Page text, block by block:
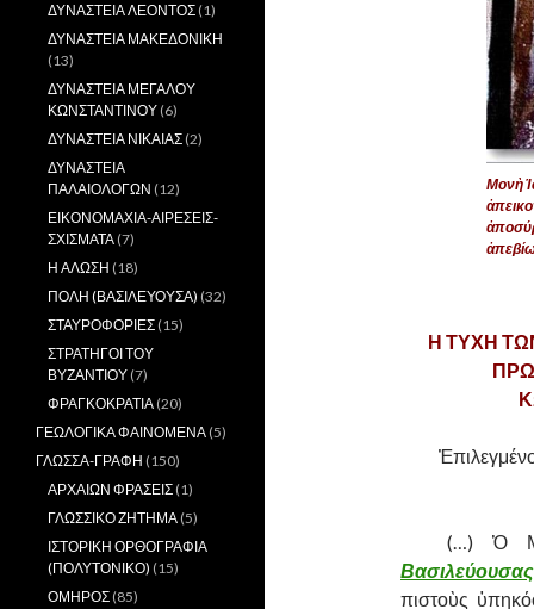
Μονὴ
Η ΤΥΧΗ
(…) Ὁ
πιστοὺς
ΔΥΝΑΣΤΕΙΑ ΛΕΟΝΤΟΣ (1)
ΔΥΝΑΣΤΕΙΑ ΜΑΚΕΔΟΝΙΚΗ
(13)
ΔΥΝΑΣΤΕΙΑ ΜΕΓΑΛΟΥ
ΚΩΝΣΤΑΝΤΙΝΟΥ (6)
ΔΥΝΑΣΤΕΙΑ ΝΙΚΑΙΑΣ (2)
ΔΥΝΑΣΤΕΙΑ
ΠΑΛΑΙΟΛΟΓΩΝ (12)
ΕΙΚΟΝΟΜΑΧΙΑ-ΑΙΡΕΣΕΙΣ-
ΣΧΙΣΜΑΤΑ (7)
Η ΑΛΩΣΗ (18)
ΠΟΛΗ (ΒΑΣΙΛΕΥΟΥΣΑ) (32)
ΣΤΑΥΡΟΦΟΡΙΕΣ (15)
ΣΤΡΑΤΗΓΟΙ ΤΟΥ
ΒΥΖΑΝΤΙΟΥ (7)
ΦΡΑΓΚΟΚΡΑΤΙΑ (20)
ΓΕΩΛΟΓΙΚΑ ΦΑΙΝΟΜΕΝΑ (5)
ΓΛΩΣΣΑ-ΓΡΑΦΗ (150)
ΑΡΧΑΙΩΝ ΦΡΑΣΕΙΣ (1)
ΓΛΩΣΣΙΚΟ ΖΗΤΗΜΑ (5)
ΙΣΤΟΡΙΚΗ ΟΡΘΟΓΡΑΦΙΑ
(ΠΟΛΥΤΟΝΙΚΟ) (15)
ΟΜΗΡΟΣ (85)